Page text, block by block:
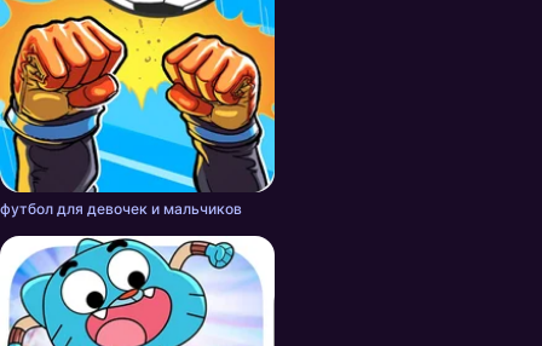
футбол для девочек и мальчиков